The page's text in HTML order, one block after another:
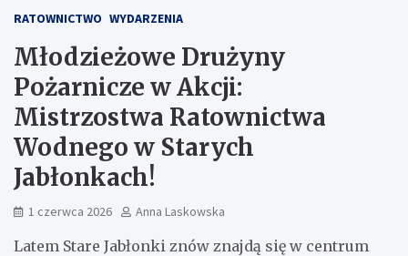
RATOWNICTWO WYDARZENIA
Młodzieżowe Drużyny
Pożarnicze w Akcji:
Mistrzostwa Ratownictwa
Wodnego w Starych
Jabłonkach!
1 czerwca 2026 Anna Laskowska
Latem Stare Jabłonki znów znajdą się w centrum